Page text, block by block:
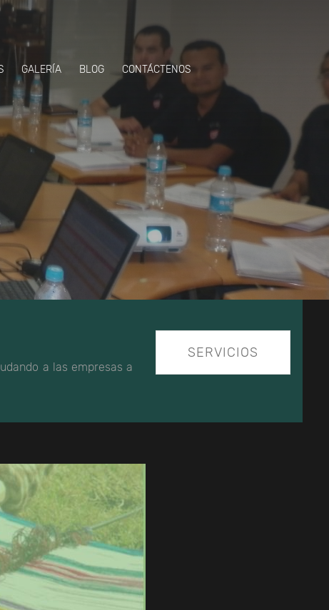
GALERÍA BLOG CONTÁCTENOS
a las empresas a
SERVICIOS